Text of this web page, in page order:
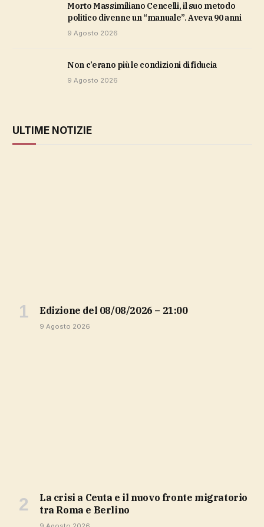
Morto Massimiliano Cencelli, il suo metodo
politico divenne un “manuale”. Aveva 90 anni
9 Agosto 2026
non c’erano più le condizioni di fiducia
9 Agosto 2026
ULTIME NOTIZIE
Edizione del 08/08/2026 – 21:00
9 Agosto 2026
La crisi a Ceuta e il nuovo fronte migratorio
tra Roma e Berlino